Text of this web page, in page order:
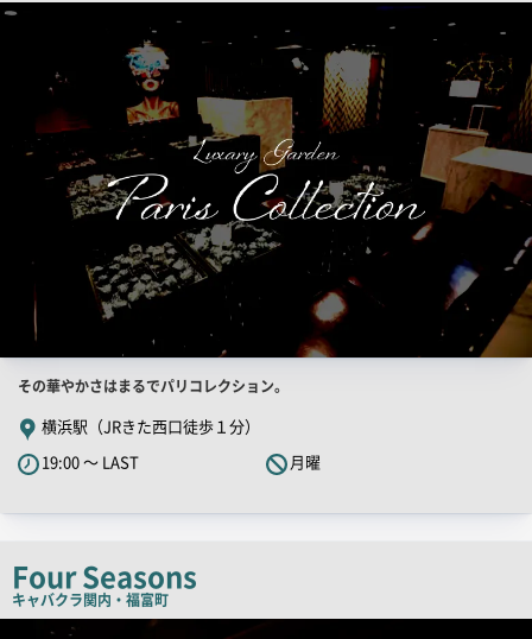
検
店
舗
PR
キ
コ
ピ
その華やかさはまるでパリコレクション。
横浜駅（JRきた西口徒歩１分）
19:00 ～ LAST
月曜
Four Seasons
キャバクラ関内・福富町
検